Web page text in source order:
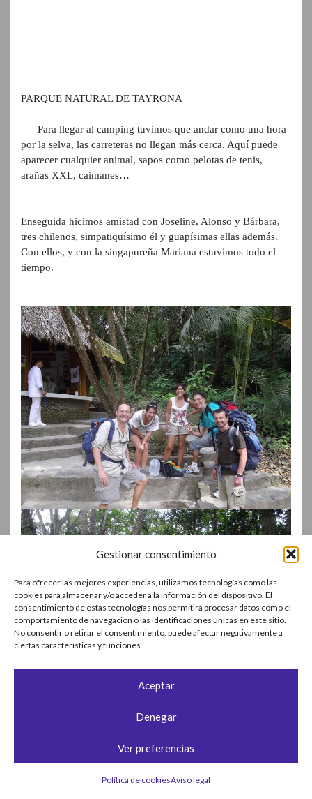
Gestionar consentimiento
Para ofrecer las mejores experiencias, utilizamos tecnologías como las
cookies para almacenar y/o acceder a la información del dispositivo. El
consentimiento de estas tecnologías nos permitirá procesar datos como el
comportamiento de navegación o las identificaciones únicas en este sitio.
No consentir o retirar el consentimiento, puede afectar negativamente a
ciertas características y funciones.
Aceptar
Denegar
Ver preferencias
Política de cookiesAviso legal
PARQUE NATURAL DE TAYRONA
Para llegar al camping tuvimos que andar como una hora
por la selva, las carreteras no llegan más cerca. Aquí puede
aparecer cualquier animal, sapos como pelotas de tenis,
arañas XXL, caimanes…
Enseguida hicimos amistad con Joseline, Alonso y Bárbara,
tres chilenos, simpatiquísimo él y guapísimas ellas además.
Con ellos, y con la singapureña Mariana estuvimos todo el
tiempo.